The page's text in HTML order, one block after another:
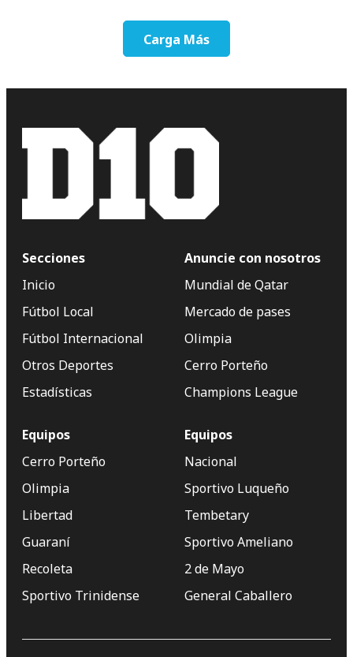
Carga Más
Secciones
Inicio
Fútbol Local
Fútbol Internacional
Otros Deportes
Estadísticas
Anuncie con nosotros
Mundial de Qatar
Mercado de pases
Olimpia
Cerro Porteño
Champions League
Equipos
Cerro Porteño
Olimpia
Libertad
Guaraní
Recoleta
Sportivo Trinidense
Equipos
Nacional
Sportivo Luqueño
Tembetary
Sportivo Ameliano
2 de Mayo
General Caballero